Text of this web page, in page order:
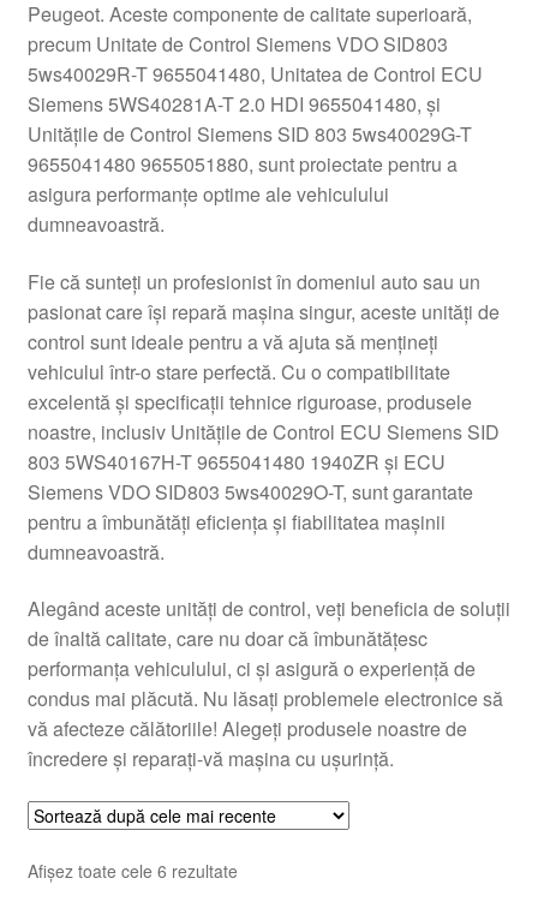
Finalizare comandă
Livrare
Livrare în toată lumea
Plățile
Politică de confidențialitate
Procedura de reclamație
Termeni si conditii
Peugeot. Aceste componente de calitate superioară,
precum Unitate de Control Siemens VDO SID803
5ws40029R-T 9655041480, Unitatea de Control ECU
Siemens 5WS40281A-T 2.0 HDI 9655041480, și
Unitățile de Control Siemens SID 803 5ws40029G-T
9655041480 9655051880, sunt proiectate pentru a
asigura performanțe optime ale vehiculului
dumneavoastră.
Fie că sunteți un profesionist în domeniul auto sau un
pasionat care își repară mașina singur, aceste unități de
control sunt ideale pentru a vă ajuta să mențineți
vehiculul într-o stare perfectă. Cu o compatibilitate
excelentă și specificații tehnice riguroase, produsele
noastre, inclusiv Unitățile de Control ECU Siemens SID
803 5WS40167H-T 9655041480 1940ZR și ECU
Siemens VDO SID803 5ws40029O-T, sunt garantate
pentru a îmbunătăți eficiența și fiabilitatea mașinii
dumneavoastră.
Alegând aceste unități de control, veți beneficia de soluții
de înaltă calitate, care nu doar că îmbunătățesc
performanța vehiculului, ci și asigură o experiență de
condus mai plăcută. Nu lăsați problemele electronice să
vă afecteze călătoriile! Alegeți produsele noastre de
încredere și reparați-vă mașina cu ușurință.
Afișez toate cele 6 rezultateSortat